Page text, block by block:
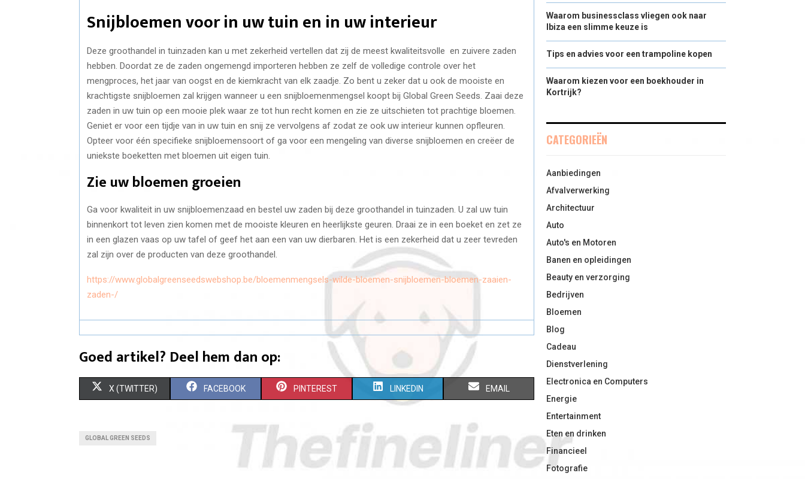
Snijbloemen voor in uw tuin en in uw interieur
Deze groothandel in tuinzaden kan u met zekerheid vertellen dat zij de meest kwaliteitsvolle en zuivere zaden
hebben. Doordat ze de zaden ongemengd importeren hebben ze zelf de volledige controle over het
mengproces, het jaar van oogst en de kiemkracht van elk zaadje. Zo bent u zeker dat u ook de mooiste en
krachtigste snijbloemen zal krijgen wanneer u een snijbloemenmengsel koopt bij Global Green Seeds. Zaai deze
zaden in uw tuin op een mooie plek waar ze tot hun recht komen en zie ze uitschieten tot prachtige bloemen.
Geniet er voor een tijdje van in uw tuin en snij ze vervolgens af zodat ze ook uw interieur kunnen opfleuren.
Opteer voor één specifieke snijbloemensoort of ga voor een mengeling van diverse snijbloemen en creëer de
uniekste boeketten met bloemen uit eigen tuin.
Zie uw bloemen groeien
Ga voor kwaliteit in uw snijbloemenzaad en bestel uw zaden bij deze groothandel in tuinzaden. U zal uw tuin
binnenkort tot leven zien komen met de mooiste kleuren en heerlijkste geuren. Draai ze in een boeket en zet ze
in een glazen vaas op uw tafel of geef het aan een van uw dierbaren. Het is een zekerheid dat u zeer tevreden
zal zijn over de producten van deze groothandel.
https://www.globalgreenseedswebshop.be/bloemenmengsels-wilde-bloemen-snijbloemen-bloemen-zaaien-
zaden-/
Goed artikel? Deel hem dan op:
S
X (TWITTER) S
FACEBOOK S
PINTEREST S
LINKEDIN S
EMAIL
GLOBAL GREEN SEEDS
Waarom businessclass vliegen ook naar
Ibiza een slimme keuze is
Tips en advies voor een trampoline kopen
Waarom kiezen voor een boekhouder in
Kortrijk?
CATEGORIEËN
Aanbiedingen
Afvalverwerking
Architectuur
Auto
Auto's en Motoren
Banen en opleidingen
Beauty en verzorging
Bedrijven
Bloemen
Blog
Cadeau
Dienstverlening
Electronica en Computers
Energie
Entertainment
Eten en drinken
Financieel
Fotografie